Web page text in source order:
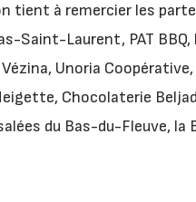
tient à remercier les
Saint-Laurent, PAT
Unoria Coopérative,
Chocolaterie
du Bas-du-Fleuve, la